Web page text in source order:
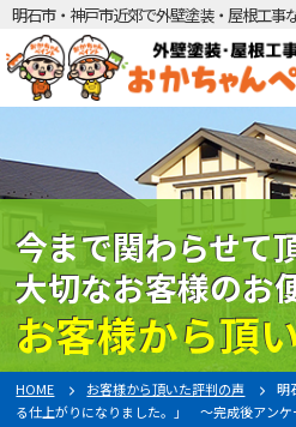
明石市・神戸市近郊で外壁塗装・屋根工事
今まで関わらせて
大切なお客様のお
お客様から頂
HOME お客様から頂いた評判の声
明
る仕上がりになりました。」 〜完成後アンケ